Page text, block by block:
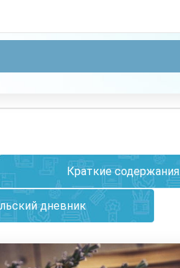
Краткие содержания
дневник